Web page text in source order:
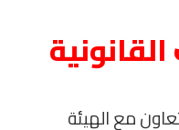
مع الهيئة